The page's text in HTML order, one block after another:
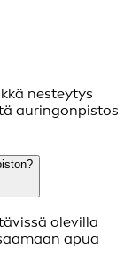
nesteytys
auringonpistos
olevilla
apua